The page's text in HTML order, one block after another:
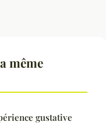
même
gustative